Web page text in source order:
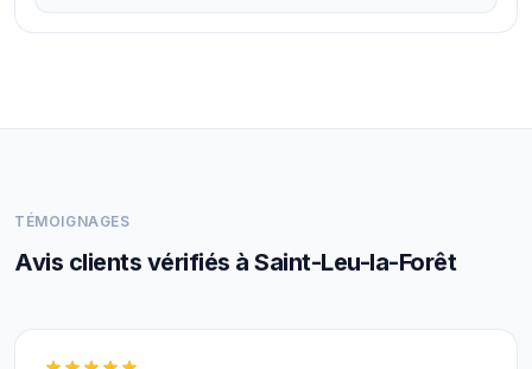
TÉMOIGNAGES
Avis clients vérifiés à Saint-Leu-la-Forêt